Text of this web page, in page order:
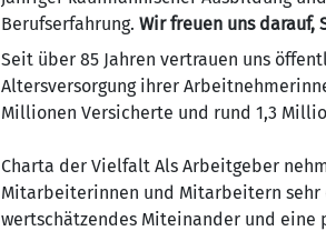
Berufserfahrung. Wir freuen uns darauf,
Seit über 85 Jahren vertrauen uns
Altersversorgung ihrer
Millionen Versicherte und rund 1,3
Charta der Vielfalt Als Arbeitgeber
Mitarbeiterinnen und Mitarbeitern sehr
wertschätzendes Miteinander und